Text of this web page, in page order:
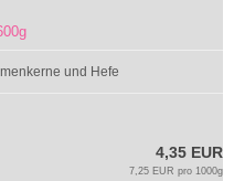
und Hefe
4,35 EUR
7,25 EUR pro 1000g